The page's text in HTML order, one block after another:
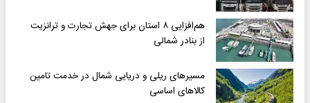
هم‌افزایی ۸ استان برای جهش تجارت و ترانزیت
از بنادر شمالی
مسیرهای ریلی و دریایی شمال در خدمت تامین
کالاهای اساسی